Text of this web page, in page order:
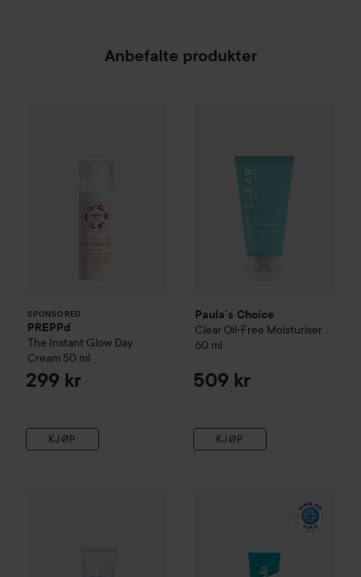
Anbefalte produkter
SPONSORED
PREPPd
The Instant Glow Day
Cream 50 ml
299 kr
KJØP
Paula´s Choice
Clear Oil-Free Moisturiser
60 ml
509 kr
KJØP
Hyaluronic Acid Facial Moisturizer
Blemish Control Gel